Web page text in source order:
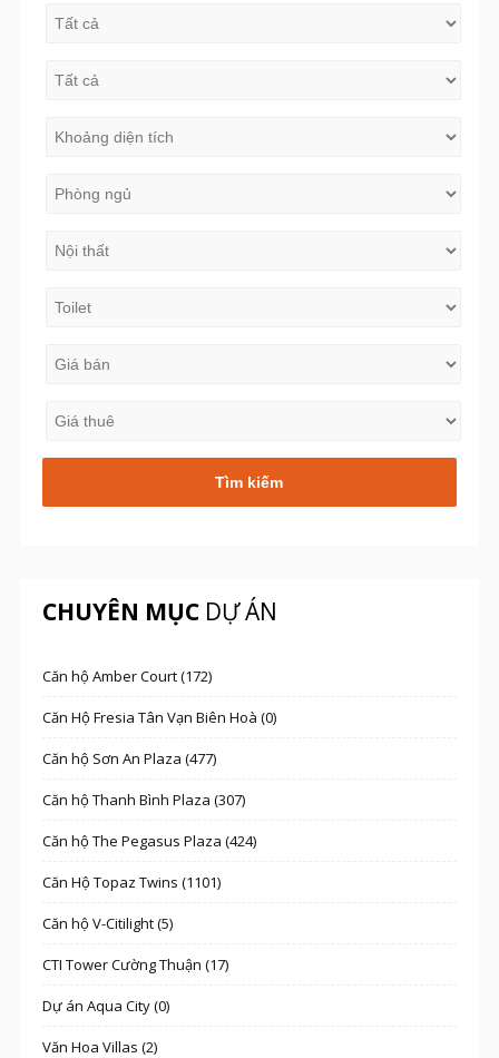
CHUYÊN MỤCDỰ ÁN
Căn hộ Amber Court (172)
Căn Hộ Fresia Tân Vạn Biên Hoà (0)
Căn hộ Sơn An Plaza (477)
Căn hộ Thanh Bình Plaza (307)
Căn hộ The Pegasus Plaza (424)
Căn Hộ Topaz Twins (1101)
Căn hộ V-Citilight (5)
CTI Tower Cường Thuận (17)
Dự án Aqua City (0)
Văn Hoa Villas (2)